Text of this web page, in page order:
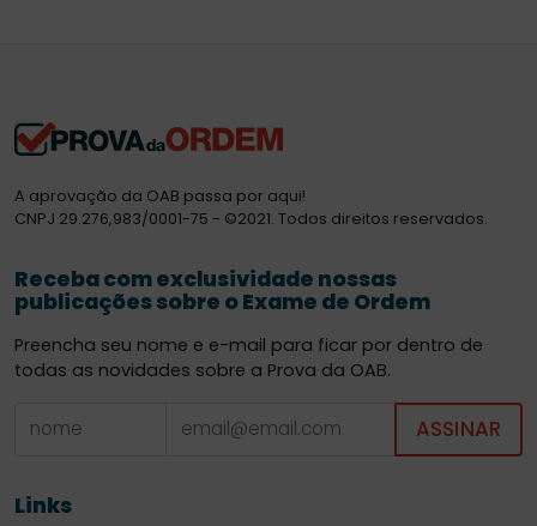
A aprovação da OAB passa por aqui!
CNPJ 29.276,983/0001-75 - ©2021. Todos direitos reservados.
Receba com exclusividade nossas
publicações sobre o Exame de Ordem
Preencha seu nome e e-mail para ficar por dentro de
todas as novidades sobre a Prova da OAB.
ASSINAR
Links